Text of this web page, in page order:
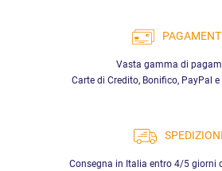
Vasta gamma di
Carte di Credito, Bonifico, PayPal
SPEDIZIONI
Consegna in Italia entro 4/5 giorni